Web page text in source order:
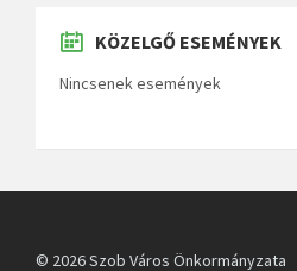
KÖZELGŐ ESEMÉNYEK
Nincsenek események
© 2026 Szob Város Önkormányzata